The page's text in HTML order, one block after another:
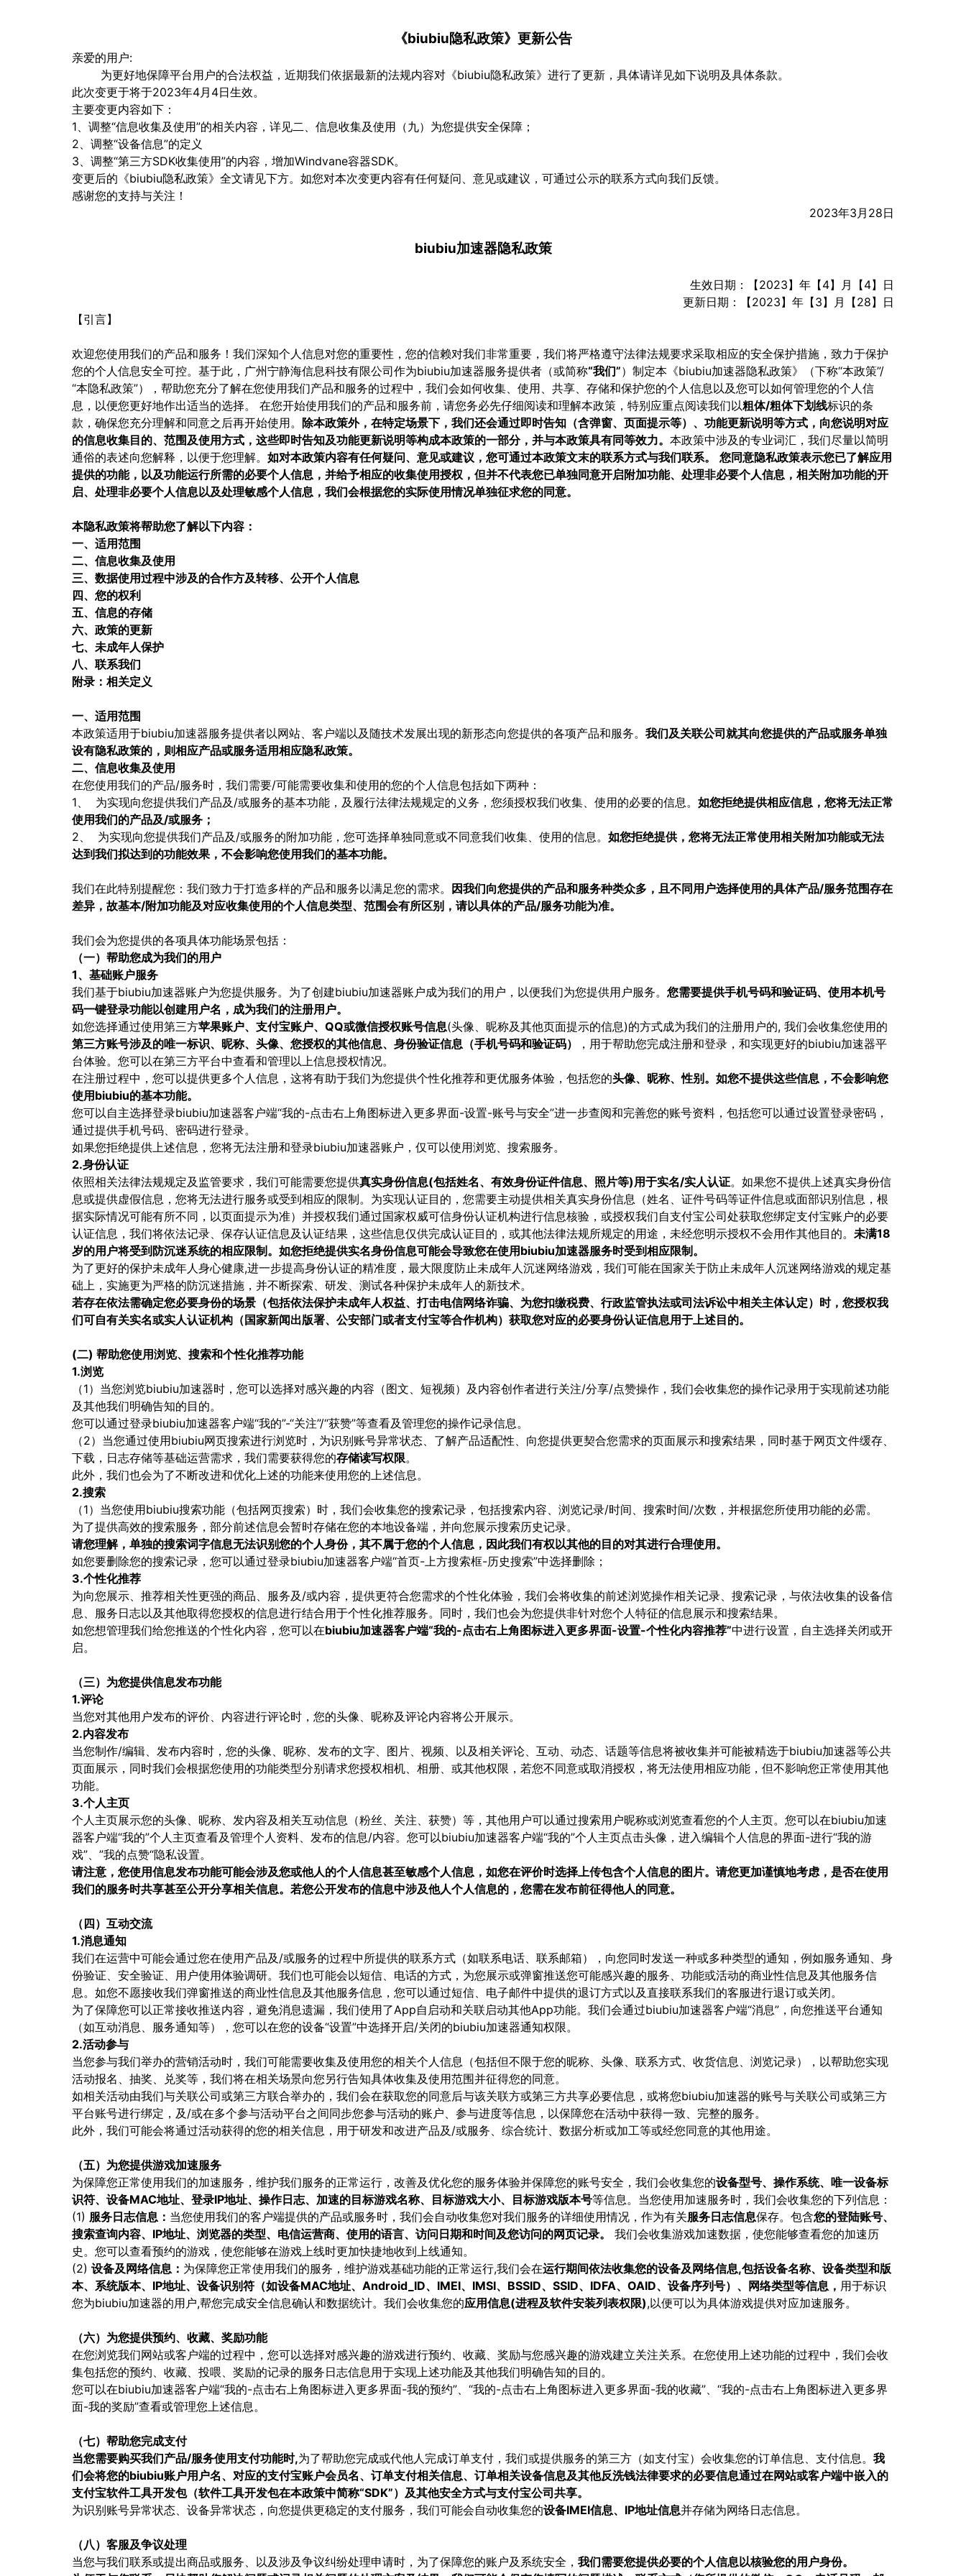
《biubiu隐私政策》更新公告
亲爱的用户:
为更好地保障平台用户的合法权益，近期我们依据最新的法规内容对《biubiu隐私政策》进行了更新，具体请详见如下说明及具体条款。
此次变更于将于2023年4月4日生效。
主要变更内容如下：
1、调整“信息收集及使用”的相关内容，详见二、信息收集及使用（九）为您提供安全保障；
2、调整“设备信息”的定义
3、调整“第三方SDK收集使用”的内容，增加Windvane容器SDK。
变更后的《biubiu隐私政策》全文请见下方。如您对本次变更内容有任何疑问、意见或建议，可通过公示的联系方式向我们反馈。
感谢您的支持与关注！
2023年3月28日
biubiu加速器隐私政策
生效日期：【2023】年【4】月【4】日
更新日期：【2023】年【3】月【28】日
【引言】
欢迎您使用我们的产品和服务！我们深知个人信息对您的重要性，您的信赖对我们非常重要，我们将严格遵守法律法规要求采取相应的安全保护措施，致力于保护
您的个人信息安全可控。基于此，⼴州宁静海信息科技有限公司作为biubiu加速器服务提供者（或简称“我们”）制定本《biubiu加速器隐私政策》（下称“本政策”/
“本隐私政策”），帮助您充分了解在您使用我们产品和服务的过程中，我们会如何收集、使用、共享、存储和保护您的个人信息以及您可以如何管理您的个人信
息，以便您更好地作出适当的选择。 在您开始使用我们的产品和服务前，请您务必先仔细阅读和理解本政策，特别应重点阅读我们以粗体/粗体下划线标识的条
款，确保您充分理解和同意之后再开始使用。 除本政策外，在特定场景下，我们还会通过即时告知（含弹窗、页面提示等）、功能更新说明等方式，向您说明对应
的信息收集目的、范围及使用方式，这些即时告知及功能更新说明等构成本政策的一部分，并与本政策具有同等效力。 本政策中涉及的专业词汇，我们尽量以简明
通俗的表述向您解释，以便于您理解。 如对本政策内容有任何疑问、意见或建议，您可通过本政策文末的联系方式与我们联系。
您同意隐私政策表示您已了解应用
提供的功能，以及功能运行所需的必要个人信息，并给予相应的收集使用授权，但并不代表您已单独同意开启附加功能、处理非必要个人信息，相关附加功能的开
启、处理非必要个人信息以及处理敏感个人信息，我们会根据您的实际使用情况单独征求您的同意。
本隐私政策将帮助您了解以下内容：
一、适用范围
二、信息收集及使用
三、数据使用过程中涉及的合作方及转移、公开个人信息
四、您的权利
五、信息的存储
六、政策的更新
七、未成年人保护
八、联系我们
附录：相关定义
一、适用范围
本政策适用于biubiu加速器服务提供者以网站、客户端以及随技术发展出现的新形态向您提供的各项产品和服务。 我们及关联公司就其向您提供的产品或服务单独
设有隐私政策的，则相应产品或服务适用相应隐私政策。
二、信息收集及使用
在您使用我们的产品/服务时，我们需要/可能需要收集和使用的您的个人信息包括如下两种：
1、 为实现向您提供我们产品及/或服务的基本功能，及履行法律法规规定的义务，您须授权我们收集、使用的必要的信息。 如您拒绝提供相应信息，您将无法正常
使用我们的产品及/或服务；
2、 为实现向您提供我们产品及/或服务的附加功能，您可选择单独同意或不同意我们收集、使用的信息。 如您拒绝提供，您将无法正常使用相关附加功能或无法
达到我们拟达到的功能效果，不会影响您使用我们的基本功能。
我们在此特别提醒您：我们致力于打造多样的产品和服务以满足您的需求。
因我们向您提供的产品和服务种类众多，且不同用户选择使用的具体产品/服务范围存在
差异，故基本/附加功能及对应收集使用的个人信息类型、范围会有所区别，请以具体的产品/服务功能为准。
我们会为您提供的各项具体功能场景包括：
（一）帮助您成为我们的用户
1、基础账户服务
我们基于biubiu加速器账户为您提供服务。为了创建biubiu加速器账户成为我们的用户，以便我们为您提供用户服务。 您需要提供手机号码和验证码、使用本机号
码一键登录功能以创建用户名，成为我们的注册用户。
如您选择通过使用第三方苹果账户、支付宝账户、QQ或微信授权账号信息(头像、昵称及其他页面提示的信息)的方式成为我们的注册用户的, 我们会收集您使用的
第三方账号涉及的唯一标识、昵称、头像、您授权的其他信息、身份验证信息（手机号码和验证码）
，用于帮助您完成注册和登录，和实现更好的biubiu加速器平
台体验。您可以在第三方平台中查看和管理以上信息授权情况。
在注册过程中，您可以提供更多个人信息，这将有助于我们为您提供个性化推荐和更优服务体验，包括您的头像、昵称、性别。如您不提供这些信息，不会影响您
使用biubiu的基本功能。
您可以自主选择登录biubiu加速器客户端“我的-点击右上角图标进入更多界面-设置-账号与安全”进一步查阅和完善您的账号资料，包括您可以通过设置登录密码，
通过提供手机号码、密码进行登录。
如果您拒绝提供上述信息，您将无法注册和登录biubiu加速器账户，仅可以使用浏览、搜索服务。
2.身份认证
依照相关法律法规规定及监管要求，我们可能需要您提供真实身份信息(包括姓名、有效身份证件信息、照片等)用于实名/实人认证。如果您不提供上述真实身份信
息或提供虚假信息，您将无法进行服务或受到相应的限制。为实现认证目的，您需要主动提供相关真实身份信息（姓名、证件号码等证件信息或面部识别信息，根
据实际情况可能有所不同，以页面提示为准）并授权我们通过国家权威可信身份认证机构进行信息核验，或授权我们自支付宝公司处获取您绑定支付宝账户的必要
认证信息，我们将依法记录、保存认证信息及认证结果，这些信息仅供完成认证目的，或其他法律法规所规定的用途，未经您明示授权不会用作其他目的。 未满18
岁的用户将受到防沉迷系统的相应限制。如您拒绝提供实名身份信息可能会导致您在使用biubiu加速器服务时受到相应限制。
为了更好的保护未成年人身心健康,进一步提高身份认证的精准度，最大限度防止未成年人沉迷网络游戏，我们可能在国家关于防止未成年人沉迷网络游戏的规定基
础上，实施更为严格的防沉迷措施，并不断探索、研发、测试各种保护未成年人的新技术。
若存在依法需确定您必要身份的场景（包括依法保护未成年人权益、打击电信网络诈骗、为您扣缴税费、行政监管执法或司法诉讼中相关主体认定）时，您授权我
们可自有关实名或实人认证机构（国家新闻出版署、公安部门或者支付宝等合作机构）获取您对应的必要身份认证信息用于上述目的。
(二) 帮助您使用浏览、搜索和个性化推荐功能
1.浏览
（1）当您浏览biubiu加速器时，您可以选择对感兴趣的内容（图文、短视频）及内容创作者进行关注/分享/点赞操作，我们会收集您的操作记录用于实现前述功能
及其他我们明确告知的目的。
您可以通过登录biubiu加速器客户端“我的”-“关注”/“获赞”等查看及管理您的操作记录信息。
（2）当您通过使用biubiu网页搜索进行浏览时，为识别账号异常状态、了解产品适配性、向您提供更契合您需求的页面展示和搜索结果，同时基于网页文件缓存、
下载，日志存储等基础运营需求，我们需要获得您的存储读写权限。
此外，我们也会为了不断改进和优化上述的功能来使用您的上述信息。
2.搜索
（1）当您使用biubiu搜索功能（包括网页搜索）时，我们会收集您的搜索记录，包括搜索内容、浏览记录/时间、搜索时间/次数，并根据您所使用功能的必需。
为了提供高效的搜索服务，部分前述信息会暂时存储在您的本地设备端，并向您展示搜索历史记录。
请您理解，单独的搜索词字信息无法识别您的个人身份，其不属于您的个人信息，因此我们有权以其他的目的对其进行合理使用。
如您要删除您的搜索记录，您可以通过登录biubiu加速器客户端“首页-上方搜索框-历史搜索”中选择删除；
3.个性化推荐
为向您展示、推荐相关性更强的商品、服务及/或内容，提供更符合您需求的个性化体验，我们会将收集的前述浏览操作相关记录、搜索记录，与依法收集的设备信
息、服务日志以及其他取得您授权的信息进行结合用于个性化推荐服务。同时，我们也会为您提供非针对您个人特征的信息展示和搜索结果。
如您想管理我们给您推送的个性化内容，您可以在biubiu加速器客户端“我的-点击右上角图标进入更多界面-设置-个性化内容推荐”中进行设置，自主选择关闭或开
启。
（三）为您提供信息发布功能
1.评论
当您对其他用户发布的评价、内容进行评论时，您的头像、昵称及评论内容将公开展示。
2.内容发布
当您制作/编辑、发布内容时，您的头像、昵称、发布的文字、图片、视频、以及相关评论、互动、动态、话题等信息将被收集并可能被精选于biubiu加速器等公共
页面展示，同时我们会根据您使用的功能类型分别请求您授权相机、相册、或其他权限，若您不同意或取消授权，将无法使用相应功能，但不影响您正常使用其他
功能。
3.个人主页
个人主页展示您的头像、昵称、发内容及相关互动信息（粉丝、关注、获赞）等，其他用户可以通过搜索用户昵称或浏览查看您的个人主页。您可以在biubiu加速
器客户端“我的”个人主页查看及管理个人资料、发布的信息/内容。您可以biubiu加速器客户端“我的”个人主页点击头像，进入编辑个人信息的界面-进行“我的游
戏”、”我的点赞“隐私设置。
请注意，您使用信息发布功能可能会涉及您或他人的个人信息甚至敏感个人信息，如您在评价时选择上传包含个人信息的图片。请您更加谨慎地考虑，是否在使用
我们的服务时共享甚至公开分享相关信息。若您公开发布的信息中涉及他人个人信息的，您需在发布前征得他人的同意。
（四）互动交流
1.消息通知
我们在运营中可能会通过您在使用产品及/或服务的过程中所提供的联系方式（如联系电话、联系邮箱），向您同时发送一种或多种类型的通知，例如服务通知、身
份验证、安全验证、用户使用体验调研。我们也可能会以短信、电话的方式，为您展示或弹窗推送您可能感兴趣的服务、功能或活动的商业性信息及其他服务信
息。如您不愿接收我们弹窗推送的商业性信息及其他服务信息，您可以通过短信、电子邮件中提供的退订方式以及直接联系我们的客服进行退订或关闭。
为了保障您可以正常接收推送内容，避免消息遗漏，我们使用了App自启动和关联启动其他App功能。我们会通过biubiu加速器客户端“消息”，向您推送平台通知
（如互动消息、服务通知等），您可以在您的设备“设置”中选择开启/关闭的biubiu加速器通知权限。
2.活动参与
当您参与我们举办的营销活动时，我们可能需要收集及使用您的相关个人信息（包括但不限于您的昵称、头像、联系方式、收货信息、浏览记录），以帮助您实现
活动报名、抽奖、兑奖等，我们将在相关场景向您另行告知具体收集及使用范围并征得您的同意。
如相关活动由我们与关联公司或第三方联合举办的，我们会在获取您的同意后与该关联方或第三方共享必要信息，或将您biubiu加速器的账号与关联公司或第三方
平台账号进行绑定，及/或在多个参与活动平台之间同步您参与活动的账户、参与进度等信息，以保障您在活动中获得一致、完整的服务。
此外，我们可能会将通过活动获得的您的相关信息，用于研发和改进产品及/或服务、综合统计、数据分析或加工等或经您同意的其他用途。
（五）为您提供游戏加速服务
为保障您正常使用我们的加速服务，维护我们服务的正常运行，改善及优化您的服务体验并保障您的账号安全，我们会收集您的设备型号、操作系统、唯一设备标
识符、设备MAC地址、登录IP地址、操作日志、加速的目标游戏名称、目标游戏大小、目标游戏版本号等信息。当您使用加速服务时，我们会收集您的下列信息：
(1) 服务日志信息： 当您使⽤我们的客户端提供的产品或服务时，我们会⾃动收集您对我们服务的详细使⽤情况，作为有关服务⽇志信息保存。包含您的登陆账号、
搜索查询内容、IP地址、浏览器的类型、电信运营商、使⽤的语⾔、访问⽇期和时间及您访问的⽹⻚记录。
我们会收集游戏加速数据，使您能够查看您的加速历
史。您可以查看预约的游戏，使您能够在游戏上线时更加快捷地收到上线通知。
(2) 设备及网络信息： 为保障您正常使用我们的服务，维护游戏基础功能的正常运行,我们会在运行期间依法收集您的设备及网络信息,包括设备名称、设备类型和版
本、系统版本、IP地址、设备识别符（如设备MAC地址、Android_ID、IMEI、IMSI、BSSID、SSID、IDFA、OAID、设备序列号）、网络类型等信息， 用于标识
您为biubiu加速器的用户,帮您完成安全信息确认和数据统计。我们会收集您的应用信息(进程及软件安装列表权限),以便可以为具体游戏提供对应加速服务。
（六）为您提供预约、收藏、奖励功能
在您浏览我们网站或客户端的过程中，您可以选择对感兴趣的游戏进行预约、收藏、奖励与您感兴趣的游戏建立关注关系。在您使用上述功能的过程中，我们会收
集包括您的预约、收藏、投喂、奖励的记录的服务日志信息用于实现上述功能及其他我们明确告知的目的。
您可以在biubiu加速器客户端“我的-点击右上角图标进入更多界面-我的预约”、“我的-点击右上角图标进入更多界面-我的收藏”、“我的-点击右上角图标进入更多界
面-我的奖励”查看或管理您上述信息。
（七）帮助您完成支付
当您需要购买我们产品/服务使用支付功能时,为了帮助您完成或代他人完成订单支付，我们或提供服务的第三方（如支付宝）会收集您的订单信息、支付信息。 我
们会将您的biubiu账户用户名、对应的支付宝账户会员名、订单支付相关信息、订单相关设备信息及其他反洗钱法律要求的必要信息通过在网站或客户端中嵌入的
支付宝软件工具开发包（软件工具开发包在本政策中简称“SDK”）及其他安全方式与支付宝公司共享。
为识别账号异常状态、设备异常状态，向您提供更稳定的支付服务，我们可能会自动收集您的设备IMEI信息、IP地址信息并存储为网络日志信息。
（八）客服及争议处理
当您与我们联系或提出商品或服务、以及涉及争议纠纷处理申请时，为了保障您的账户及系统安全， 我们需要您提供必要的个人信息以核验您的用户身份。